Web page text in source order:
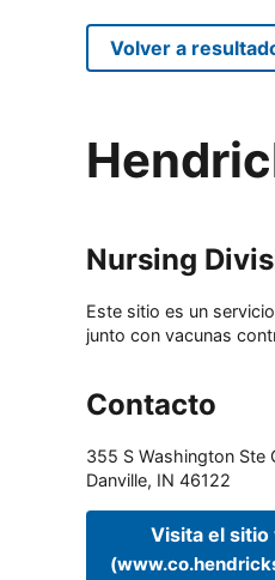
Volver a
Nursing
Este sitio es un
junto con vacunas
Contacto
355 S Washington Ste
Danville, IN 46122
Visita el sitio